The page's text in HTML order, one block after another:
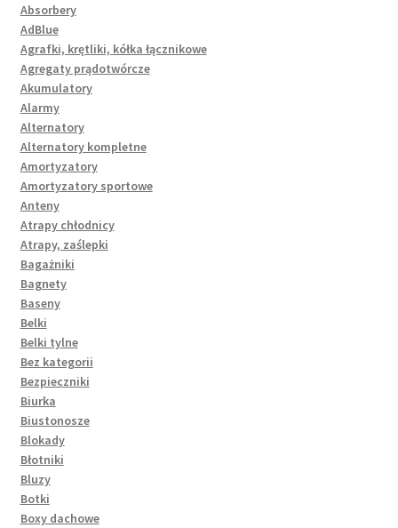
Absorbery
AdBlue
Agrafki, krętliki, kółka łącznikowe
Agregaty prądotwórcze
Akumulatory
Alarmy
Alternatory
Alternatory kompletne
Amortyzatory
Amortyzatory sportowe
Anteny
Atrapy chłodnicy
Atrapy, zaślepki
Bagażniki
Bagnety
Baseny
Belki
Belki tylne
Bez kategorii
Bezpieczniki
Biurka
Biustonosze
Blokady
Błotniki
Bluzy
Botki
Boxy dachowe